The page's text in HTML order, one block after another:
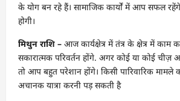
के योग बन रहे हैं। सामाजिक कार्यों में आप सफल
होगी।
मिथुन राशि – आज कार्यक्षेत्र में तंत्र के क्षेत्र में
सकारात्मक परिवर्तन होंगे. अगर कोई या कोई चीज़
तो आप बहुत परेशान होंगे। किसी पारिवारिक
अचानक यात्रा करनी पड़ सकती है